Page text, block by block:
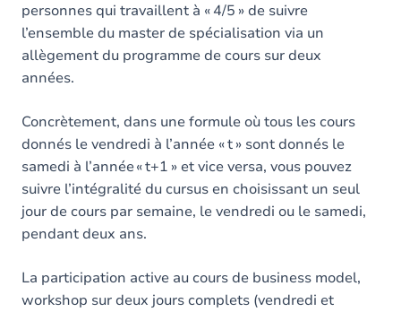
personnes qui travaillent à « 4/5 » de suivre
l’ensemble du master de spécialisation via un
allègement du programme de cours sur deux
années.
Concrètement, dans une formule où tous les cours
donnés le vendredi à l’année « t » sont donnés le
samedi à l’année « t+1 » et vice versa, vous pouvez
suivre l’intégralité du cursus en choisissant un seul
jour de cours par semaine, le vendredi ou le samedi,
pendant deux ans.
La participation active au cours de business model,
workshop sur deux jours complets (vendredi et